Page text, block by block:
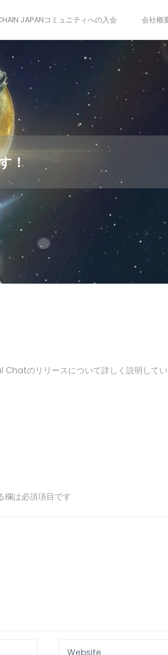
JAPANコミュニティへの入会 会社概
！
のリリースについて詳しく説明してい
欄は必須項目です